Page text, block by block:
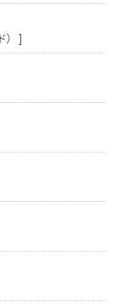
） ]